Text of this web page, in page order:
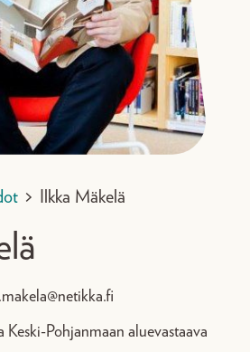
> Ilkka Mäkelä
Keski-Pohjanmaan aluevastaava